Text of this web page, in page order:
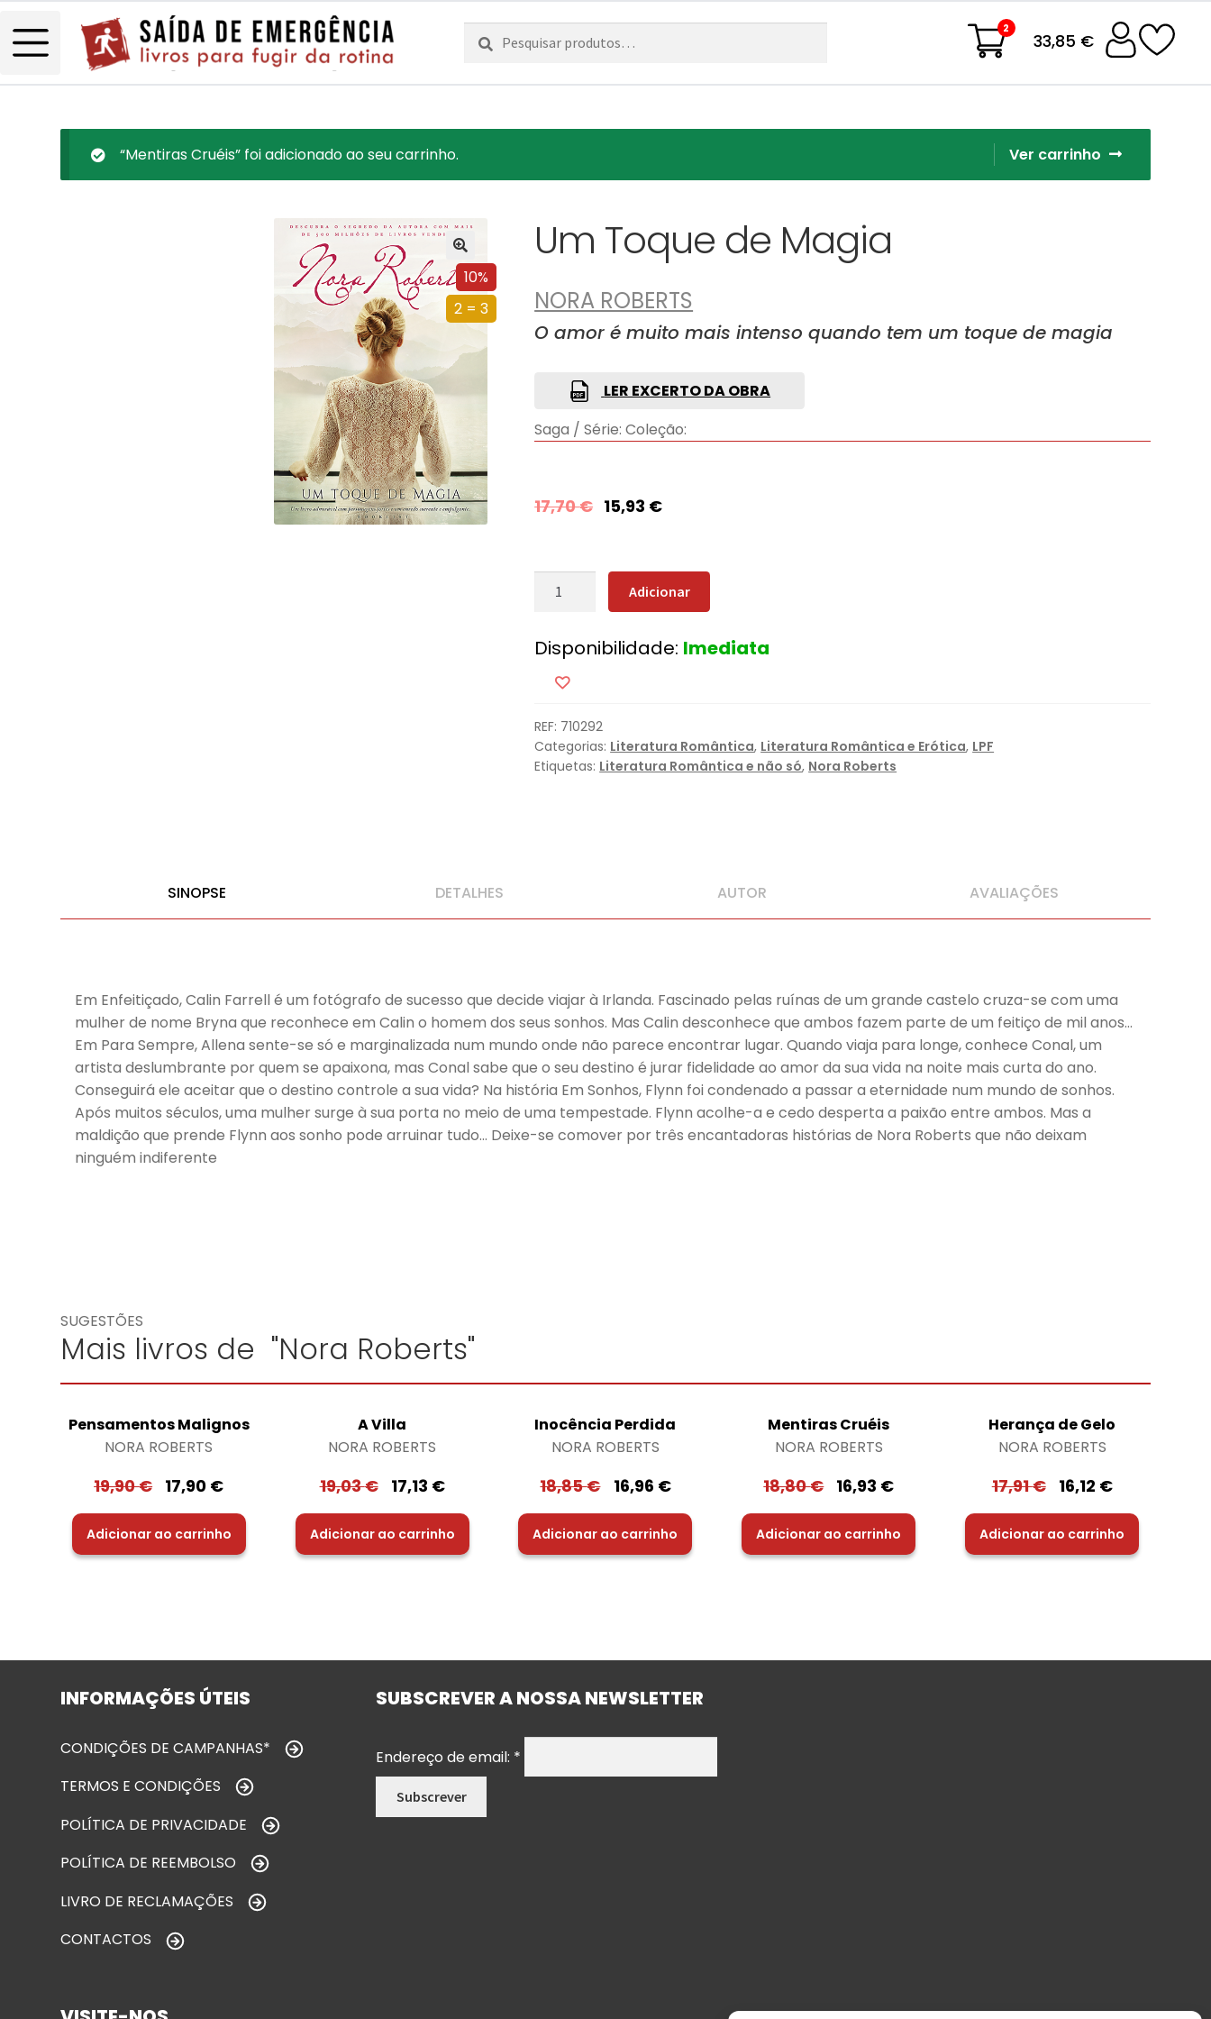
Pesquisar
por:
Pesquisa 2
33,85 €
Ver carrinho
“Mentiras Cruéis” foi adicionado ao seu carrinho.
10%
2 = 3
Um Toque de Magia
NORA ROBERTS
O amor é muito mais intenso quando tem um toque de magia
LER EXCERTO DA OBRA
Saga / Série: Coleção:
17,70€ 15,93 €
Quantidade
Toque
Magia
Adicionar
Disponibilidade: Imediata
REF: 710292
Categorias: Literatura Romântica, Literatura Romântica e Erótica, LPF
Etiquetas: Literatura Romântica e não só, Nora Roberts
SINOPSE DETALHES AUTOR AVALIAÇÕES
Em Enfeitiçado, Calin Farrell é um fotógrafo de sucesso que decide viajar à Irlanda. Fascinado pelas ruínas de um grande castelo cruza-se com uma
mulher de nome Bryna que reconhece em Calin o homem dos seus sonhos. Mas Calin desconhece que ambos fazem parte de um feitiço de mil anos…
Em Para Sempre, Allena sente-se só e marginalizada num mundo onde não parece encontrar lugar. Quando viaja para longe, conhece Conal, um
artista deslumbrante por quem se apaixona, mas Conal sabe que o seu destino é jurar fidelidade ao amor da sua vida na noite mais curta do ano.
Conseguirá ele aceitar que o destino controle a sua vida? Na história Em Sonhos, Flynn foi condenado a passar a eternidade num mundo de sonhos.
Após muitos séculos, uma mulher surge à sua porta no meio de uma tempestade. Flynn acolhe-a e cedo desperta a paixão entre ambos. Mas a
maldição que prende Flynn aos sonho pode arruinar tudo… Deixe-se comover por três encantadoras histórias de Nora Roberts que não deixam
ninguém indiferente
SUGESTÕES
Mais livros de "Nora Roberts"
Pensamentos Malignos
NORA ROBERTS
19,90€ 17,90 €
Adicionar ao carrinho
A Villa
NORA ROBERTS
19,03€ 17,13 €
Adicionar ao carrinho
Inocência Perdida
NORA ROBERTS
18,85€ 16,96 €
Adicionar ao carrinho
Mentiras Cruéis
NORA ROBERTS
18,80€ 16,93 €
Adicionar ao carrinho
Herança de Gelo
NORA ROBERTS
17,91€ 16,12 €
Adicionar ao carrinho
INFORMAÇÕES ÚTEIS
CONDIÇÕES DE CAMPANHAS*
TERMOS E CONDIÇÕES
POLÍTICA DE PRIVACIDADE
POLÍTICA DE REEMBOLSO
LIVRO DE RECLAMAÇÕES
CONTACTOS
SUBSCREVER A NOSSA NEWSLETTER
Endereço de email: *